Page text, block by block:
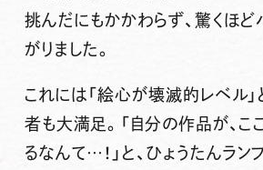
挑んだにもかかわらず、驚くほど
がりました。
これには「絵心が壊滅的レベル
者も大満足。「自分の作品が、こ
るなんて…！」と、ひょうたんラ